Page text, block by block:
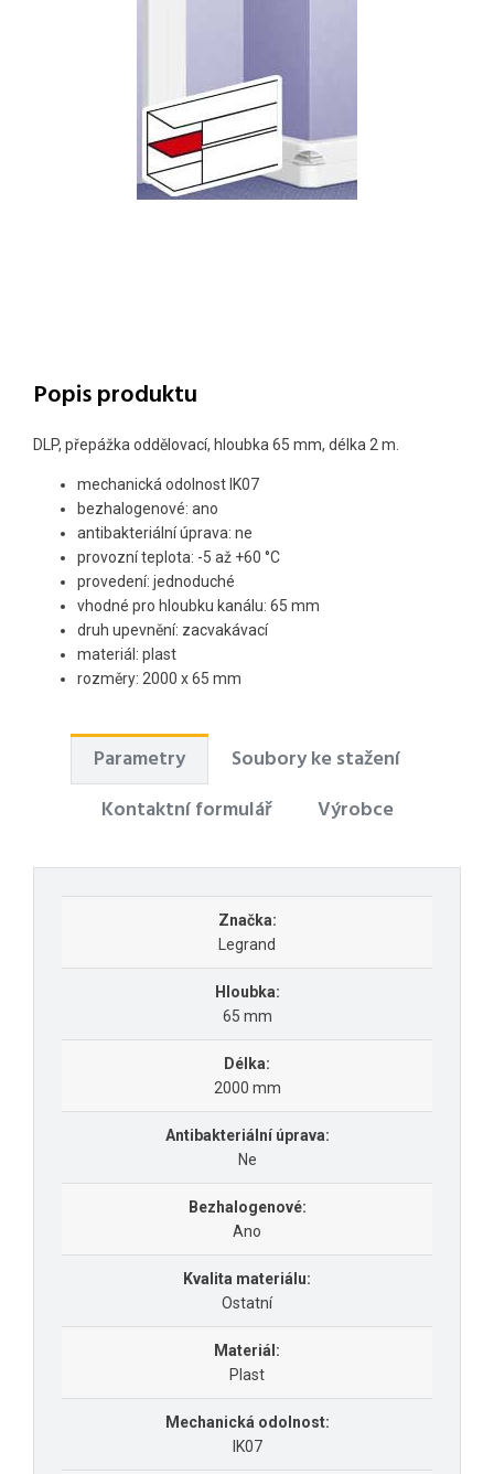
Popis produktu
DLP, přepážka oddělovací, hloubka 65 mm, délka 2 m.
mechanická odolnost IK07
bezhalogenové: ano
antibakteriální úprava: ne
provozní teplota: -5 až +60 °C
provedení: jednoduché
vhodné pro hloubku kanálu: 65 mm
druh upevnění: zacvakávací
materiál: plast
rozměry: 2000 x 65 mm
Parametry
Soubory ke stažení
Kontaktní formulář
Výrobce
Značka:
Legrand
Hloubka:
65 mm
Délka:
2000 mm
Antibakteriální úprava:
Ne
Bezhalogenové:
Ano
Kvalita materiálu:
Ostatní
Materiál:
Plast
Mechanická odolnost:
IK07